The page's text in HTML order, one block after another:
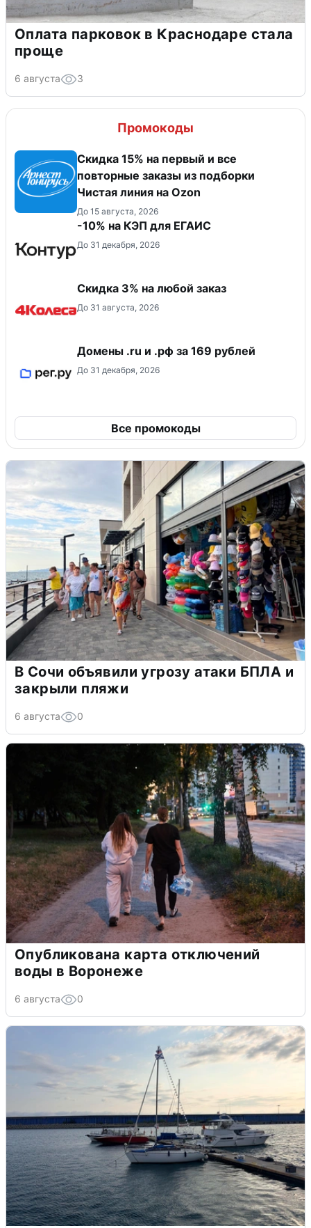
Оплата парковок в Краснодаре стала
проще
6 августа 3
Промокоды
Скидка 15% на первый и все
повторные заказы из подборки
Чистая линия на Ozon
До 15 августа, 2026
-10% на КЭП для ЕГАИС
До 31 декабря, 2026
Скидка 3% на любой заказ
До 31 августа, 2026
Домены .ru и .рф за 169 рублей
До 31 декабря, 2026
Все промокоды
В Сочи объявили угрозу атаки БПЛА и
закрыли пляжи
6 августа 0
Опубликована карта отключений
воды в Воронеже
6 августа 0